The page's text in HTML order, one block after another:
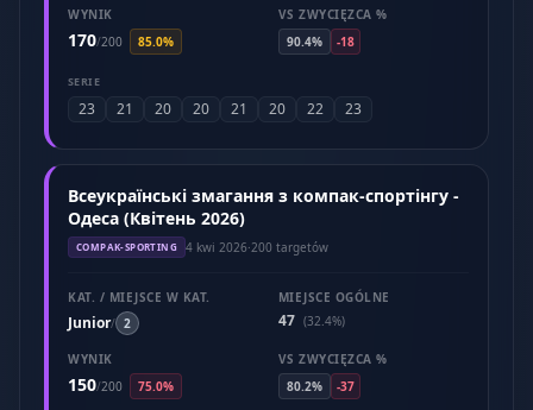
WYNIK
170/200 85.0%
VS ZWYCIĘZCA %
90.4%
-18
SERIE
23 21 20 20 21 20 22 23
Всеукраїнські змагання з компак-спортінгу -
Одеса (Квітень 2026)
COMPAK-SPORTING 4 kwi 2026·200 targetów
KAT. / MIEJSCE W KAT.
Junior/ 2
MIEJSCE OGÓLNE
47 (32.4%)
WYNIK
150/200 75.0%
VS ZWYCIĘZCA %
80.2%
-37